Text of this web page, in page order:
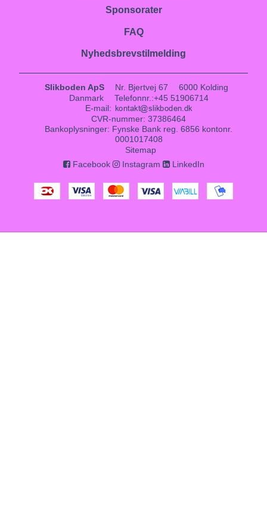
Sponsorater
FAQ
Nyhedsbrevstilmelding
Slikboden ApS Nr. Bjertvej 67
6000 Kolding
Danmark
Telefonnr. :+45 51906714
E-mail:
CVR-nummer: 37386464
Bankoplysninger: Fynske Bank reg. 6856 kontonr.
0001017408
Sitemap
Facebook
Instagram LinkedIn